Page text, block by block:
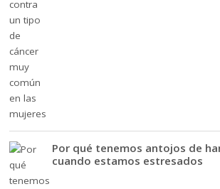
Por qué tenemos antojos de
cuando estamos estresados